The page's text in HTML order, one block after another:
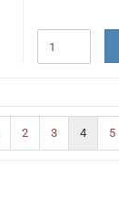
2 3 4 5